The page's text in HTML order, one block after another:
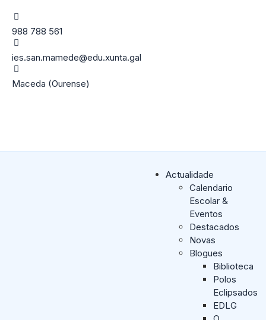
988 788 561
ies.san.mamede@edu.xunta.gal
Maceda (Ourense)
Actualidade
Calendario
Escolar &
Eventos
Destacados
Novas
Blogues
Biblioteca
Polos
Eclipsados
EDLG